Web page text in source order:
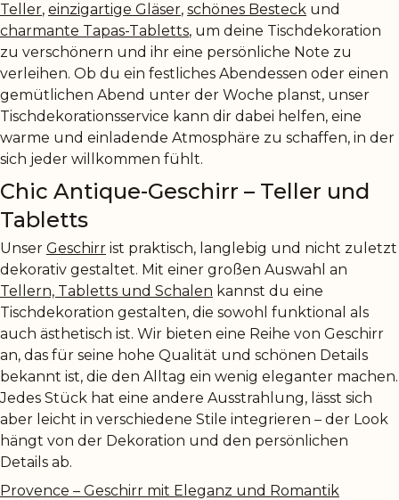
Teller, einzigartige Gläser, schönes Besteck und
charmante Tapas-Tabletts, um deine Tischdekoration
zu verschönern und ihr eine persönliche Note zu
verleihen. Ob du ein festliches Abendessen oder einen
gemütlichen Abend unter der Woche planst, unser
Tischdekorationsservice kann dir dabei helfen, eine
warme und einladende Atmosphäre zu schaffen, in der
sich jeder willkommen fühlt.
Chic Antique-Geschirr – Teller und
Tabletts
Unser Geschirr ist praktisch, langlebig und nicht zuletzt
dekorativ gestaltet. Mit einer großen Auswahl an
Tellern, Tabletts und Schalen kannst du eine
Tischdekoration gestalten, die sowohl funktional als
auch ästhetisch ist. Wir bieten eine Reihe von Geschirr
an, das für seine hohe Qualität und schönen Details
bekannt ist, die den Alltag ein wenig eleganter machen.
Jedes Stück hat eine andere Ausstrahlung, lässt sich
aber leicht in verschiedene Stile integrieren – der Look
hängt von der Dekoration und den persönlichen
Details ab.
Provence – Geschirr mit Eleganz und Romantik